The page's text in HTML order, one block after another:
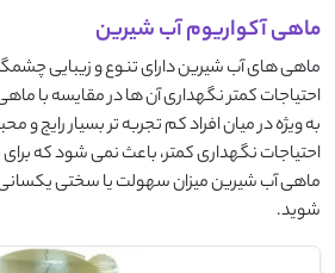
ماهی آکواریوم آب شیرین
ماهی های آب شیرین دارای تنوع و زیبایی
احتیاجات کمتر نگهداری آن ها در مقایسه با
به ویژه در میان افراد کم تجربه تر بسیار رایج و
احتیاجات نگهداری کمتر، باعث نمی شود که
ماهی آب شیرین میزان سهولت یا سختی یکسانی
شوید.